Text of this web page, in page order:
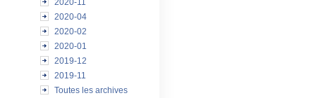
2020-11
2020-04
2020-02
2020-01
2019-12
2019-11
Toutes les archives